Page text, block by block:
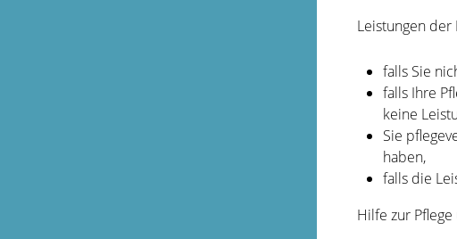
Leistungen
falls Sie
falls Ihre
keine
Sie
haben,
falls die
Hilfe zur